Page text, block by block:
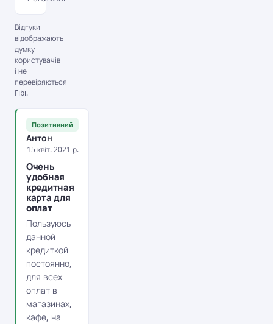
Відгуки
відображають
думку
користувачів
і не
перевіряються
Fibi.
Позитивний
Антон
15 квіт. 2021 р.
Очень
удобная
кредитная
карта для
оплат
Пользуюсь
данной
кредиткой
постоянно,
для всех
оплат в
магазинах,
кафе, на